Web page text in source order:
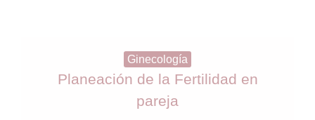
Ginecología
Planeación de la Fertilidad en
pareja